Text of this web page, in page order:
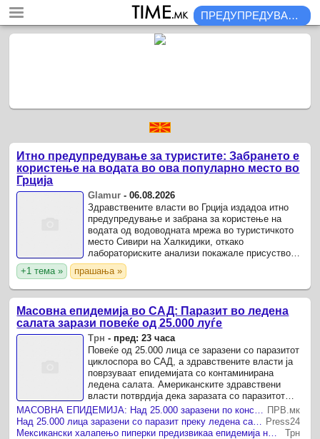
ПРЕДУПРЕДУВАЊА
Итно предупредување за туристите: Забрането е
користење на водата во ова популарно место во
Грција
Glamur -06.08.2026
Здравствените власти во Грција издадоа итно
предупредување и забрана за користење на
водата од водоводната мрежа во туристичкото
место Сивири на Халкидики, откако
лабораториските анализи покажале присуство
на микробиолошка контаминација.
+1 тема » прашања »
Масовна епидемија во САД: Паразит во ледена
салата зарази повеќе од 25.000 луѓе
Трн - пред: 23 часа
Повеќе од 25.000 лица се заразени со паразитот
циклоспора во САД, а здравствените власти ја
поврзуваат епидемијата со контаминирана
ледена салата. Американските здравствени
власти потврдија дека заразата со паразитот
циклоспора се проширила во најмалку 15 сојузни
држави, а како ...
ПРВ.мк
Press24
Трн